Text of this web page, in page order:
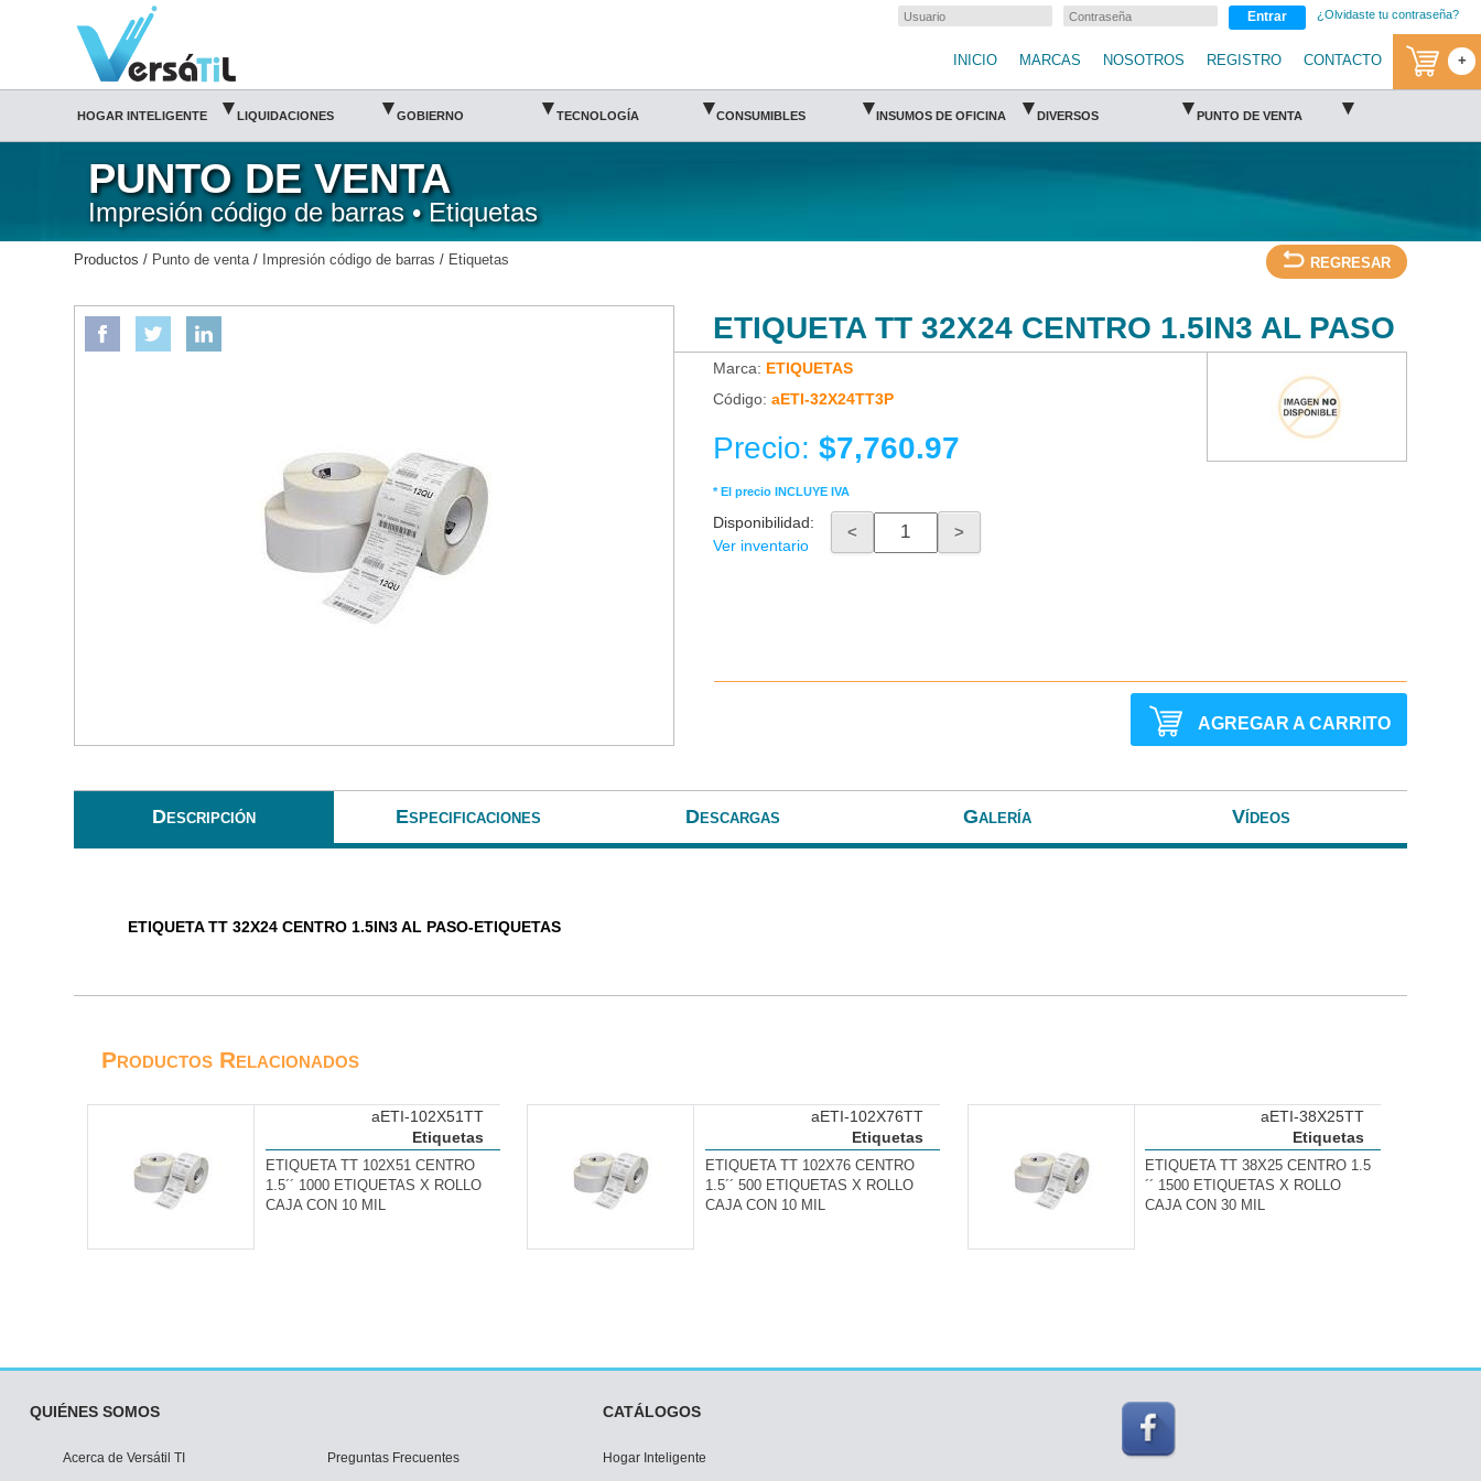
ETIQUETA TT 32X24 CENTRO 1.5IN3 AL PASO-ETIQUETAS/Etiquetas/Impresión código de barras/Punto de venta
Tienda en méxico, para venta en línea Entrar ¿Olvidaste tu contraseña?
INICIO MARCAS NOSOTROS REGISTRO CONTACTO +
HOGAR INTELIGENTE ▾ LIQUIDACIONES ▾ GOBIERNO ▾ TECNOLOGÍA ▾ CONSUMIBLES ▾ INSUMOS DE OFICINA ▾ DIVERSOS ▾ PUNTO DE VENTA ▾
PUNTO DE VENTA
Impresión código de barras • Etiquetas
Productos / Punto de venta/ Impresión código de barras / Etiquetas REGRESAR
ETIQUETA TT 32X24 CENTRO 1.5IN3 AL PASO-ETIQUETAS ETIQUETA TT 32X24 CENTRO 1.5IN3 AL PASO
Marca: ETIQUETAS
Código: aETI-32X24TT3P
Precio: $7,760.97
* El precio INCLUYE IVA
Disponibilidad:
Ver inventario
< >
ETIQUETAS
AGREGAR A CARRITO
Descripción Especificaciones Descargas Galería Vídeos
ETIQUETA TT 32X24 CENTRO 1.5IN3 AL PASO-ETIQUETAS
Productos Relacionados
Etiquetas
aETI-102X51TT
ETIQUETA TT 102X51 CENTRO
1.5´´ 1000 ETIQUETAS X ROLLO
CAJA CON 10 MIL
Etiquetas
aETI-102X76TT
ETIQUETA TT 102X76 CENTRO
1.5´´ 500 ETIQUETAS X ROLLO
CAJA CON 10 MIL
Etiquetas
aETI-38X25TT
ETIQUETA TT 38X25 CENTRO 1.5
´´ 1500 ETIQUETAS X ROLLO
CAJA CON 30 MIL
QUIÉNES SOMOS
Acerca de Versátil TI Preguntas Frecuentes
CATÁLOGOS
Hogar Inteligente